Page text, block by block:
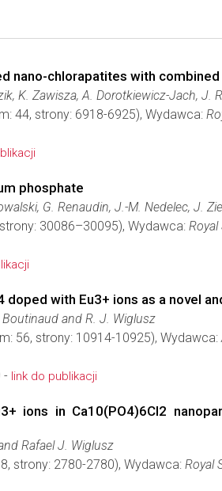
nano-chlorapatites with
K. Zawisza, A. Dorotkiewicz-Jach, J.
44, strony: 6918-6925), Wydawca:
phosphate
G. Renaudin, J.-M. Nedelec, J.
30086–30095), Wydawca:
with Eu3+ ions as a novel
Boutinaud and R. J. Wiglusz
56, strony: 10914-10925), Wydawca:
- link do publikacji
ions in Ca10(PO4)6Cl2
Rafael J. Wiglusz
strony: 2780-2780), Wydawca: Royal